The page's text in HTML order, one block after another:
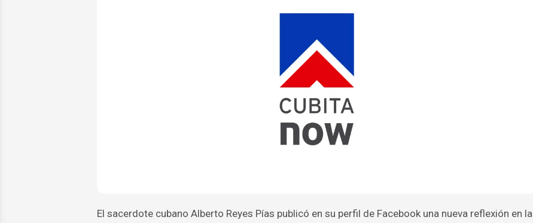
El sacerdote cubano Alberto Reyes Pías publicó en su perfil de Facebook una nueva reflexión en la